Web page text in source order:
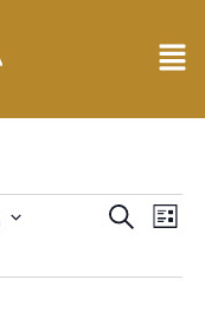
Eventi
CERCA